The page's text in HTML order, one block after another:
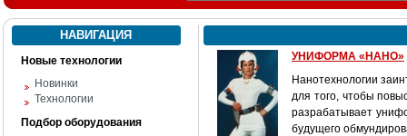
НАВИГАЦИЯ
Новые технологии
Новинки
Технологии
Подбор оборудования
УНИФОРМА «НАНО»
Нанотехнологии
для того, чтобы
разрабатывает
будущего